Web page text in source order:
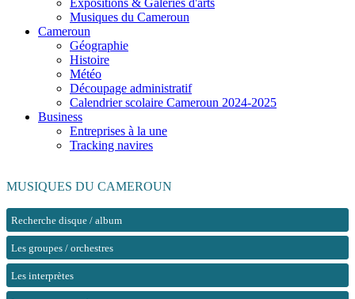
Expositions & Galeries d'arts
Musiques du Cameroun
Cameroun
Géographie
Histoire
Météo
Découpage administratif
Calendrier scolaire Cameroun 2024-2025
Business
Entreprises à la une
Tracking navires
MUSIQUES DU CAMEROUN
Recherche disque / album
Les groupes / orchestres
Les interprètes